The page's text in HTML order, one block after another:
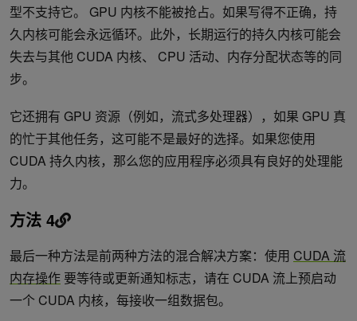
型不支持它。 GPU 内核不能被抢占。如果写得不正确，持
久内核可能会永远循环。此外，长期运行的持久内核可能会
失去与其他 CUDA 内核、 CPU 活动、内存分配状态等的同
步。
它还拥有 GPU 资源（例如，流式多处理器），如果 GPU 真
的忙于其他任务，这可能不是最好的选择。如果您使用
CUDA 持久内核，那么您的应用程序必须具有良好的处理能
力。
方法 4
最后一种方法是前两种方法的混合解决方案：使用 CUDA 流
内存操作 要等待或更新通知标志，请在 CUDA 流上预启动
一个 CUDA 内核，每接收一组数据包。